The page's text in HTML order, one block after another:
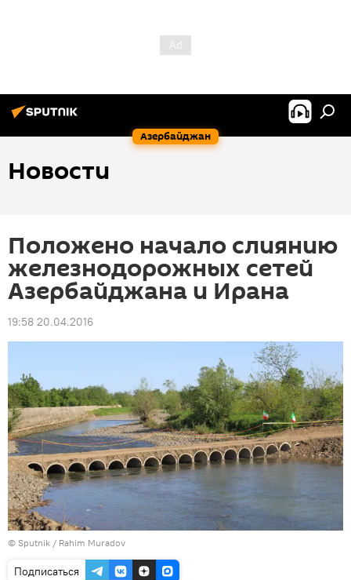
Азербайджан
Новости
Положено начало слиянию
железнодорожных сетей
Азербайджана и Ирана
19:58 20.04.2016
© Sputnik / Rahim Muradov
Подписаться